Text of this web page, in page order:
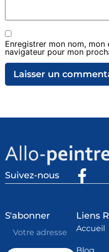
Enregistrer mon nom,
navigateur pour mon
Suivez-nous
S'abonner Liens
Accueil